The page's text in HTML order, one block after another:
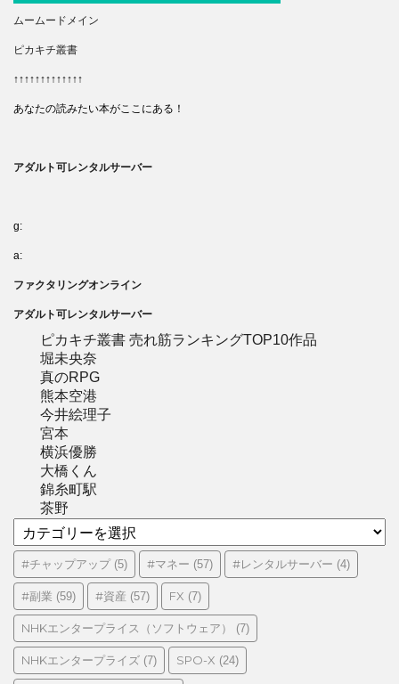
ムームードメイン
ピカキチ叢書
↑↑↑↑↑↑↑↑↑↑↑↑↑
あなたの読みたい本がここにある！
アダルト可レンタルサーバー
g:
a:
ファクタリングオンライン
アダルト可レンタルサーバー
ピカキチ叢書 売れ筋ランキングTOP10作品
堀未央奈
真のRPG
熊本空港
今井絵理子
宮本
横浜優勝
大橋くん
錦糸町駅
茶野
テ
ゴ
リ
ー
#チャップアップ(5) #マネー (57) #レンタルサーバー (4)
#副業 (59) #資産 (57) FX (7)
NHKエンタープライス（ソフトウェア） (7)
NHKエンタープライズ (7) SPO-X (24)